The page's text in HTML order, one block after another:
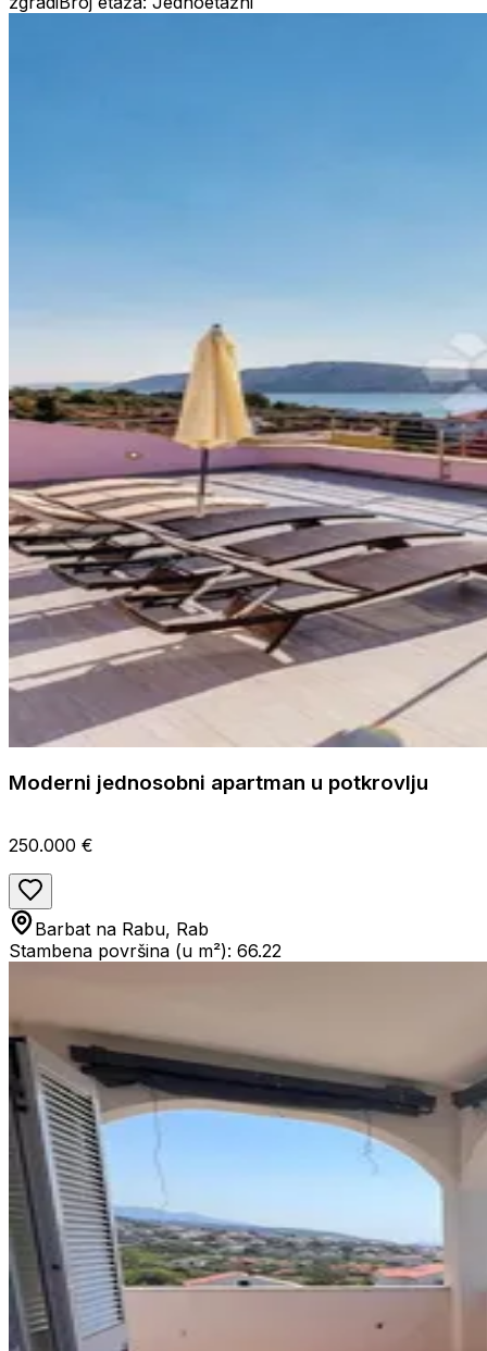
Moderni jednosobni apartman u potkrovlju
250.000 €
Barbat na Rabu, Rab
Stambena površina (u m²): 66.22